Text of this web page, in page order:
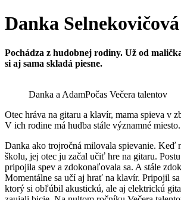
Danka Selnekovičová
Pochádza z hudobnej rodiny. Už od
si aj sama skladá piesne.
Danka a AdamPočas Večera talentov
Otec hráva na gitaru a klavír, mama spieva v
V ich rodine má hudba stále významné miesto.
Danka ako trojročná milovala spievanie. Keď
školu, jej otec ju začal učiť hre na gitaru.
pripojila spev a zdokonaľovala sa. A stále
Momentálne sa učí aj hrať na klavír. Pripojil
ktorý si obľúbil akustickú, ale aj elektrickú